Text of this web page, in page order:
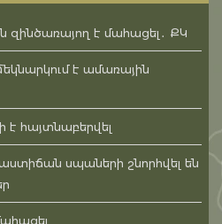
զինծառայող է մահացել․ ՔԿ
է ամառային
է հայտնաբերվել
սպաների շնորհվել են